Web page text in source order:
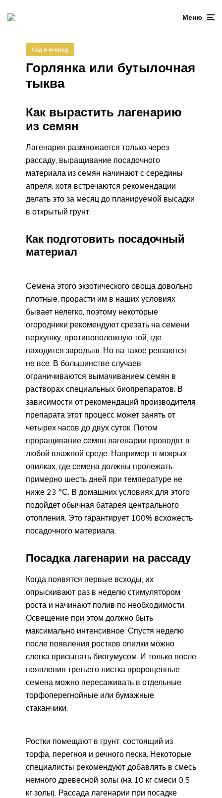
Меню
Сад и огород
Горлянка или бутылочная
тыква
Как вырастить лагенарию
из семян
Лагенария размножается только через
рассаду, выращивание посадочного
материала из семян начинают с середины
апреля, хотя встречаются рекомендации
делать это за месяц до планируемой высадки
в открытый грунт.
Как подготовить посадочный
материал
Семена этого экзотического овоща довольно
плотные, прорасти им в наших условиях
бывает нелегко, поэтому некоторые
огородники рекомендуют срезать на семени
верхушку, противоположную той, где
находится зародыш. Но на такое решаются
не все. В большинстве случаев
ограничиваются вымачиванием семян в
растворах специальных биопрепаратов. В
зависимости от рекомендаций производителя
препарата этот процесс может занять от
четырех часов до двух суток. Потом
проращивание семян лагенарии проводят в
любой влажной среде. Например, в мокрых
опилках, где семена должны пролежать
примерно шесть дней при температуре не
ниже 23 °С. В домашних условиях для этого
подойдет обычная батарея центрального
отопления. Это гарантирует 100% всхожесть
посадочного материала.
Посадка лагенарии на рассаду
Когда появятся первые всходы, их
опрыскивают раз в неделю стимулятором
роста и начинают полив по необходимости.
Освещение при этом должно быть
максимально интенсивное. Спустя неделю
после появления ростков опилки можно
слегка присыпать биогумусом. И только после
появления третьего листка пророщенные
семена можно пересаживать в отдельные
торфоперегнойные или бумажные
стаканчики.
Ростки помещают в грунт, состоящий из
торфа, перегноя и речного песка. Некоторые
специалисты рекомендуют добавлять в смесь
немного древесной золы (на 10 кг смеси 0,5
кг золы). Рассада лагенарии при посадке